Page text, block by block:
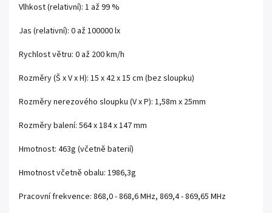
Vlhkost (relativní): 1 až 99 %
Jas (relativní): 0 až 100000 lx
Rychlost větru: 0 až 200 km/h
Rozměry (Š x V x H): 15 x 42 x 15 cm (bez sloupku)
Rozměry nerezového sloupku (V x P): 1,58m x 25mm
Rozměry balení: 564 x 184 x 147 mm
Hmotnost: 463g (včetně baterií)
Hmotnost včetně obalu: 1986,3g
Pracovní frekvence: 868,0 - 868,6 MHz, 869,4 - 869,65 MHz